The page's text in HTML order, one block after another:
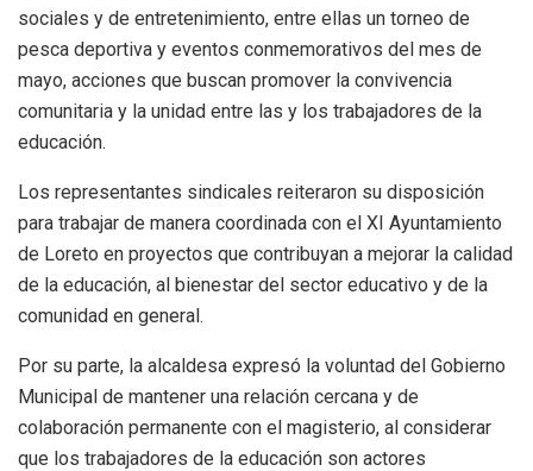
sociales y de entretenimiento, entre ellas un torneo de
pesca deportiva y eventos conmemorativos del mes de
mayo, acciones que buscan promover la convivencia
comunitaria y la unidad entre las y los trabajadores de la
educación.
Los representantes sindicales reiteraron su disposición
para trabajar de manera coordinada con el XI Ayuntamiento
de Loreto en proyectos que contribuyan a mejorar la calidad
de la educación, al bienestar del sector educativo y de la
comunidad en general.
Por su parte, la alcaldesa expresó la voluntad del Gobierno
Municipal de mantener una relación cercana y de
colaboración permanente con el magisterio, al considerar
que los trabajadores de la educación son actores